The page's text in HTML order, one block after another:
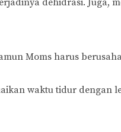
Moms harus
waktu tidur dengan